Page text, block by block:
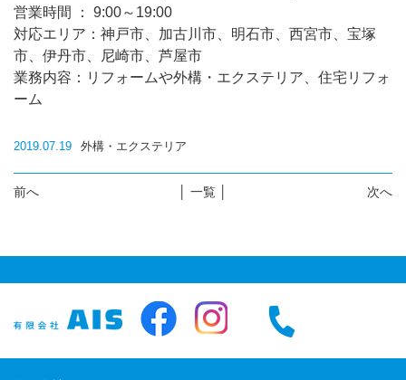
営業時間 ： 9:00～19:00
対応エリア：神戸市、加古川市、明石市、西宮市、宝塚
市、伊丹市、尼崎市、芦屋市
業務内容：リフォームや外構・エクステリア、住宅リフォ
ーム
2019.07.19 外構・エクステリア
前へ 次へ
│ 一覧 │